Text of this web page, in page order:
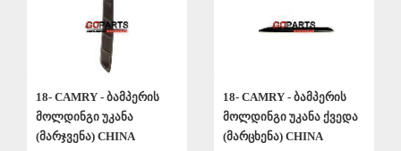
18- CAMRY - ბამპერის
მოლდინგი უკანა
(მარჯვენა) CHINA
18- CAMRY - ბამპერის
მოლდინგი უკანა ქვედა
(მარცხენა) CHINA